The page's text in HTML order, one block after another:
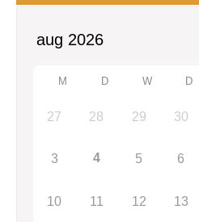
M D W D
27 28 29 30
3 4 5 6
10 11 12 13